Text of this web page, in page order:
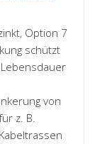
Option 7
schützt
von
z. B.